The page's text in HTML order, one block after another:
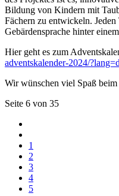
Bildung von Kindern mit
Fächern zu entwickeln.
Gebärdensprache hinter
Hier geht es zum
adventskalender-2024/
Wir wünschen viel Spaß
Seite 6 von 35
1
2
3
4
5